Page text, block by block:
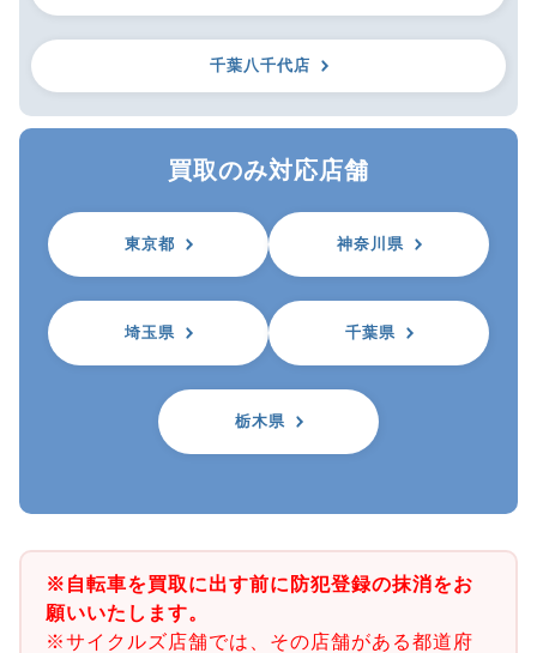
千葉八千代店
買取のみ対応店舗
東京都 神奈川県
埼玉県 千葉県
栃木県
※自転車を買取に出す前に防犯登録の抹消をお
願いいたします。
※サイクルズ店舗では、その店舗がある都道府